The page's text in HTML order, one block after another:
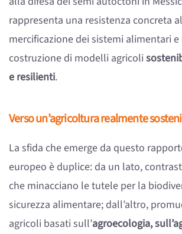
rappresenta una resistenza concreta
mercificazione dei sistemi alimentari
costruzione di modelli agricoli
e resilienti.
Verso un’agricoltura realmente
La sfida che emerge da questo
europeo è duplice: da un lato,
che minacciano le tutele per la
sicurezza alimentare; dall’altro,
agricoli basati sull’agroecologia,